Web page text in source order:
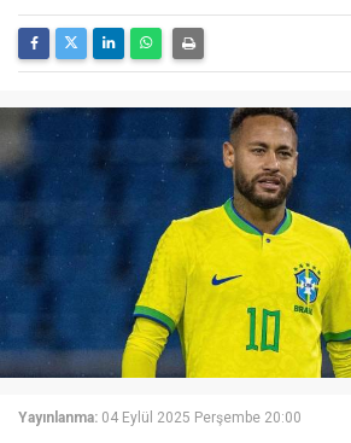
Yayınlanma: 04 Eylül 2025 Perşembe 20:00